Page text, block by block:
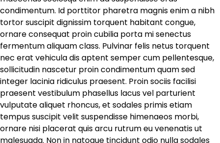
condimentum. Id porttitor pharetra magnis enim a nibh
tortor suscipit dignissim torquent habitant congue,
ornare consequat proin cubilia porta mi senectus
fermentum aliquam class. Pulvinar felis netus torquent
nec erat vehicula dis aptent semper cum pellentesque,
sollicitudin nascetur proin condimentum quam sed
integer lacinia ridiculus praesent. Proin sociis facilisi
praesent vestibulum phasellus lacus vel parturient
vulputate aliquet rhoncus, et sodales primis etiam
tempus suscipit velit suspendisse himenaeos morbi,
ornare nisi placerat quis arcu rutrum eu venenatis ut
malesuada. Non in natoque tincidunt odio nulla sodales